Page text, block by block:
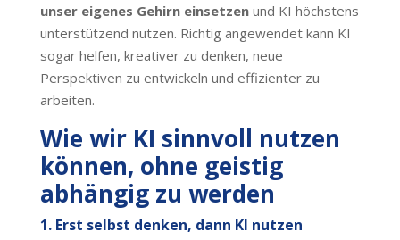
unser eigenes Gehirn einsetzenund KI höchstens
unterstützend nutzen. Richtig angewendet kann KI
sogar helfen, kreativer zu denken, neue
Perspektiven zu entwickeln und effizienter zu
arbeiten.
Wie wir KI sinnvoll nutzen
können, ohne geistig
abhängig zu werden
1. Erst selbst denken, dann KI nutzen